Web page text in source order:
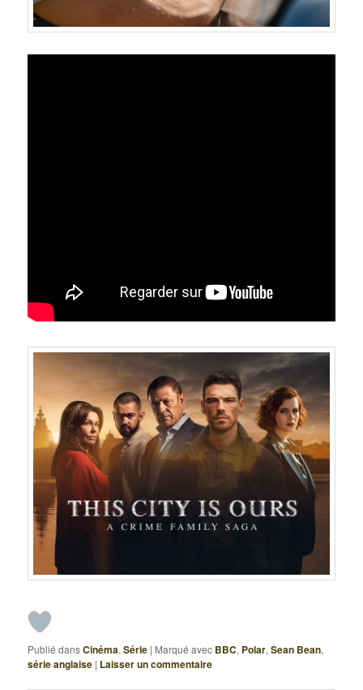
Publié dansCinéma,Série | Marqué avec BBC, Polar,Sean Bean,
série anglaise | Laisser un commentaire